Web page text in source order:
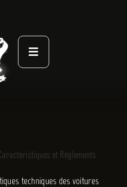
Toggle
Navigation
et Règlements
techniques des voitures